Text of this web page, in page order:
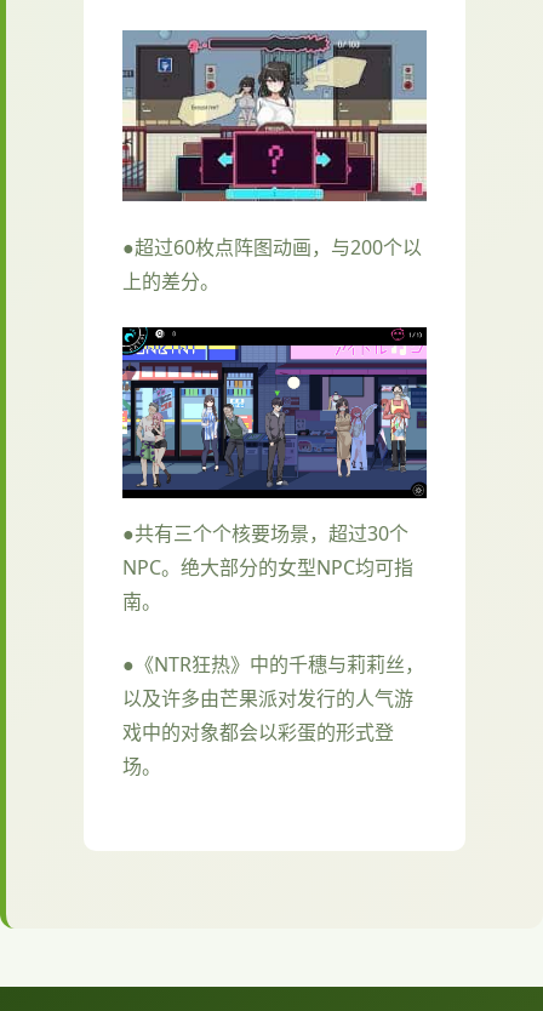
●超过60枚点阵图动画，与200个以
上的差分。
●共有三个个核要场景，超过30个
NPC。绝大部分的女型NPC均可指
南。
●《NTR狂热》中的千穗与莉莉丝，
以及许多由芒果派对发行的人气游
戏中的对象都会以彩蛋的形式登
场。